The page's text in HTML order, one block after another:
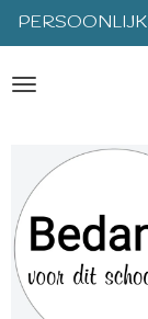
Ga
direct
naar